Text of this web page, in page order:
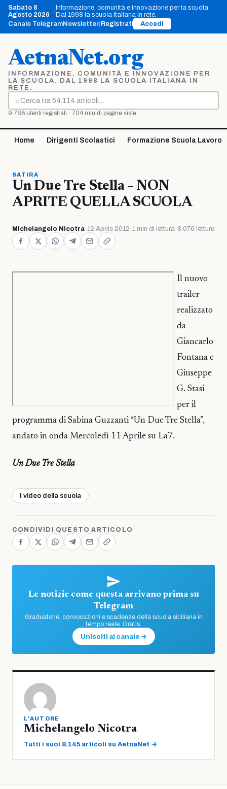
Vai
contenuto
Sabato 8
Agosto 2026
Informazione, comunità e innovazione per la scuola.
Dal 1998 la scuola italiana in rete.
Canale TelegramNewsletter Registrati Accedi
AetnaNet.org
INFORMAZIONE, COMUNITÀ E INNOVAZIONE PER
LA SCUOLA. DAL 1998 LA SCUOLA ITALIANA IN
RETE.
⌕
Cerca
9.786 utenti registrati · 704 mln di pagine viste
Home Dirigenti Scolastici Formazione Scuola Lavoro
SATIRA
Un Due Tre Stella – NON
APRITE QUELLA SCUOLA
Michelangelo Nicotra·12 Aprile 2012 ·1 min di lettura· 8.076 letture
Il nuovo
trailer
realizzato
da
Giancarlo
Fontana e
Giuseppe
G. Stasi
per il
programma di Sabina Guzzanti “Un Due Tre Stella”,
andato in onda Mercoledì 11 Aprile su La7.
Un Due Tre Stella
I video della scuola
CONDIVIDI QUESTO ARTICOLO
Le notizie come questa arrivano prima su
Telegram
Graduatorie, convocazioni e scadenze della scuola siciliana in
tempo reale. Gratis.
Unisciti al canale →
L'AUTORE
Michelangelo Nicotra
Tutti i suoi 8.145 articoli su AetnaNet →